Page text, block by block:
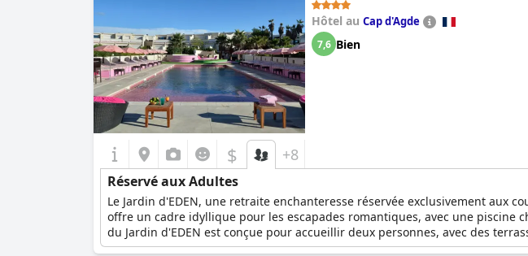
Hôtel au Cap d'Agde
7,6 Bien
$ +8
Réservé aux Adultes
Le Jardin d'EDEN, une retraite enchanteresse réservée exclusivement aux
offre un cadre idyllique pour les escapades romantiques, avec une piscine
du Jardin d'EDEN est conçue pour accueillir deux personnes, avec des
Avec le petit déjeuner inclus, les hôtes peuvent commencer chaque